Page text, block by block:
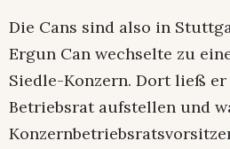
Die Cans sind also in
Ergun Can wechselte zu
Siedle-Konzern. Dort ließ
Betriebsrat aufstellen und